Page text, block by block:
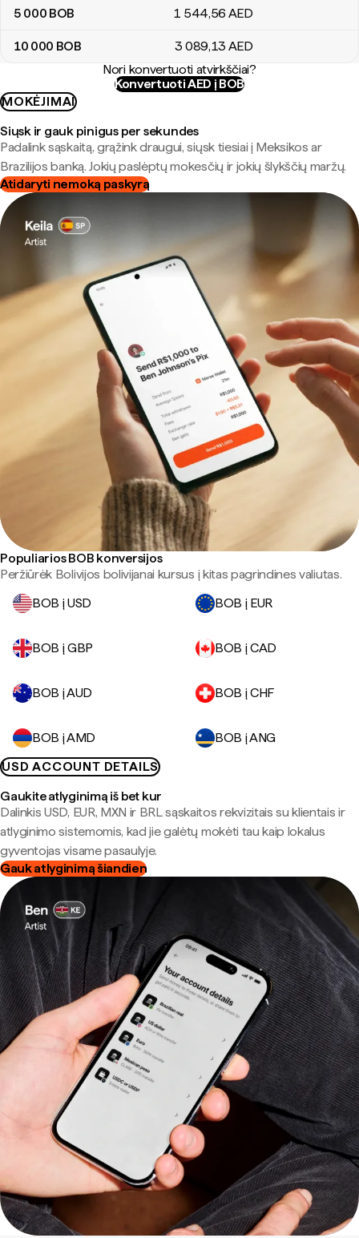
5 000 BOB 1 544,56 AED
10 000 BOB 3 089,13 AED
Nori konvertuoti atvirkščiai?
Konvertuoti AED į BOB
MOKĖJIMAI
Siųsk ir gauk pinigus per sekundes
Padalink sąskaitą, grąžink draugui, siųsk tiesiai į Meksikos ar
Brazilijos banką. Jokių paslėptų mokesčių ir jokių šlykščių maržų.
Atidaryti nemoką paskyrą
Populiarios BOB konversijos
Peržiūrėk Bolivijos bolivijanai kursus į kitas pagrindines valiutas.
BOB į USD
BOB į EUR
BOB į GBP BOB į CAD
BOB į AUD BOB į CHF
BOB į AMD
BOB į ANG
USD ACCOUNT DETAILS
Gaukite atlyginimą iš bet kur
Dalinkis USD, EUR, MXN ir BRL sąskaitos rekvizitais su klientais ir
atlyginimo sistemomis, kad jie galėtų mokėti tau kaip lokalus
gyventojas visame pasaulyje.
Gauk atlyginimą šiandien